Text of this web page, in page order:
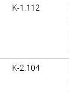
K-1.112
K-2.104